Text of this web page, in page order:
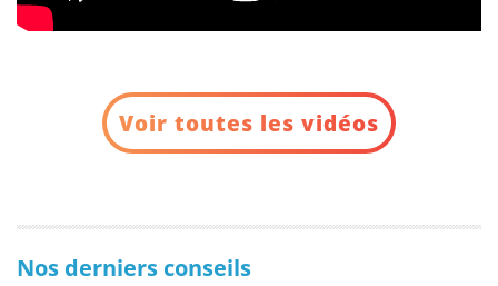
Voir toutes les vidéos
Nos derniers conseils